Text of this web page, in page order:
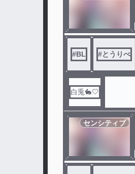
#BL #とうりべ
白兎🐇🤍
センシティブ